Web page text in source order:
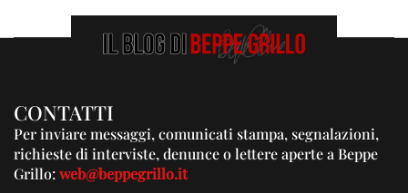
CONTATTI
Per inviare messaggi, comunicati stampa, segnalazioni,
richieste di interviste, denunce o lettere aperte a Beppe
Grillo:web@beppegrillo.it